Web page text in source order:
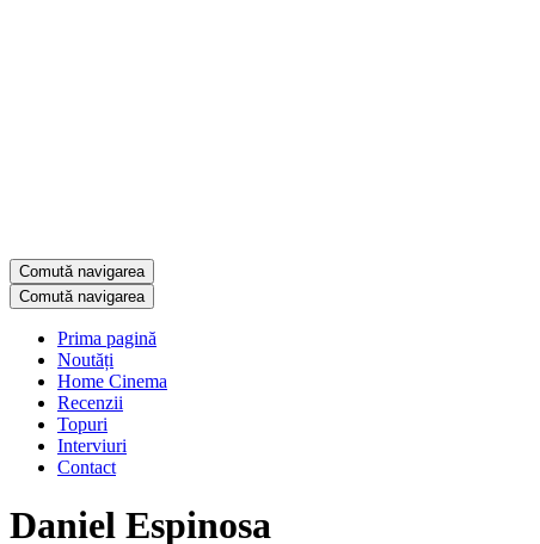
Comută navigarea
Comută navigarea
Prima pagină
Noutăți
Home Cinema
Recenzii
Topuri
Interviuri
Contact
Daniel Espinosa